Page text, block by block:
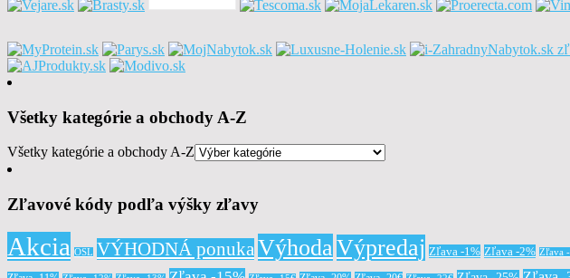
Všetky kategórie a obchody A-Z
Všetky kategórie a obchody A-Z
Zľavové kódy podľa výšky zľavy
Akcia OSL VÝHODNÁ ponuka Výhoda Výpredaj Zľava -1% Zľava -2% Zľava